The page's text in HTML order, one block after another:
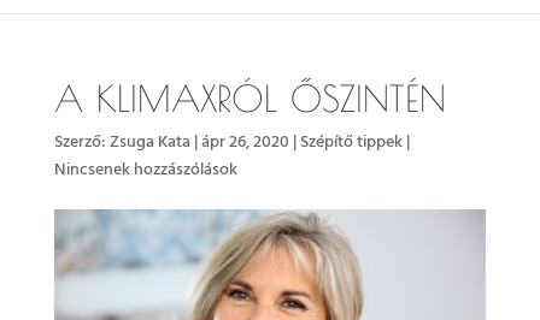
A KLIMAXRÓL ŐSZINTÉN
Szerző:Zsuga Kata |ápr 26, 2020 |Szépítő tippek|
Nincsenek hozzászólások